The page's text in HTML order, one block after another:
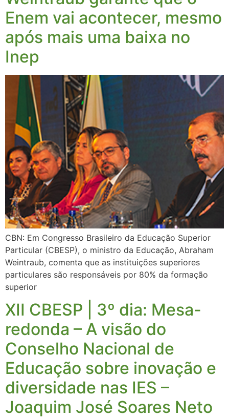
Enem vai acontecer, mesmo
após mais uma baixa no
Inep
CBN: Em Congresso Brasileiro da Educação Superior
Particular (CBESP), o ministro da Educação, Abraham
Weintraub, comenta que as instituições superiores
particulares são responsáveis por 80% da formação
superior
XII CBESP | 3º dia: Mesa-
redonda – A visão do
Conselho Nacional de
Educação sobre inovação e
diversidade nas IES –
Joaquim José Soares Neto